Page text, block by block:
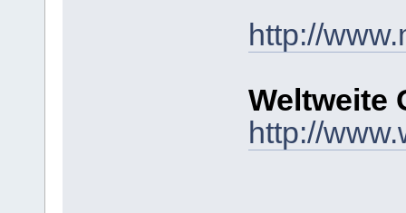
http://
Weltweite
http://